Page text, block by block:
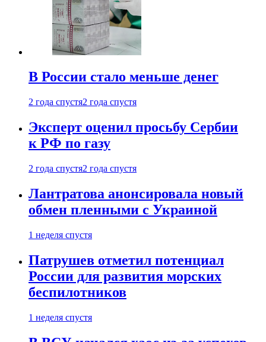
В России стало меньше денег
2 года спустя2 года спустя
Эксперт оценил просьбу Сербии
к РФ по газу
2 года спустя2 года спустя
Лантратова анонсировала новый
обмен пленными с Украиной
1 неделя спустя
Патрушев отметил потенциал
России для развития морских
беспилотников
1 неделя спустя